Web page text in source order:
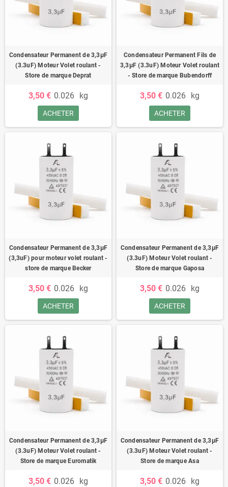
Condensateur Permanent de 3,3μF
(3.3uF) Moteur Volet roulant -
Store de marque Deprat
3,50 € 0.026 kg
ACHETER
Condensateur Permanent Fils de
3,3μF (3.3uF) Moteur Volet roulant
- Store de marque Bubendorff
3,50 € 0.026 kg
ACHETER
Condensateur Permanent de 3,3μF
(3,3uF) pour moteur volet roulant -
store de marque Becker
3,50 € 0.026 kg
ACHETER
Condensateur Permanent de 3,3μF
(3.3uF) Moteur Volet roulant -
Store de marque Gaposa
3,50 € 0.026 kg
ACHETER
Condensateur Permanent de 3,3μF
(3.3uF) Moteur Volet roulant -
Store de marque Euromatik
3,50 € 0.026 kg
Condensateur Permanent de 3,3μF
(3.3uF) Moteur Volet roulant -
Store de marque Asa
3,50 € 0.026 kg